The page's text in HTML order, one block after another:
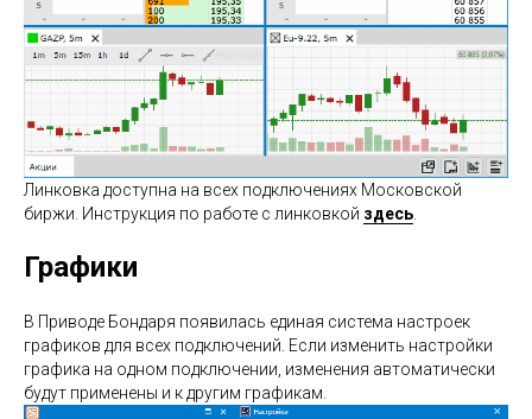
Линковка доступна на всех подключениях Московской
биржи. Инструкция по работе с линковкой здесь
Графики
В Приводе Бондаря появилась единая система настроек
графиков для всех подключений. Если изменить настройки
графика на одном подключении, изменения автоматически
будут применены и к другим графикам.